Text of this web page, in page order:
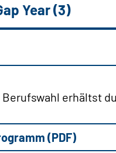
Year (3)
erhältst
(PDF)